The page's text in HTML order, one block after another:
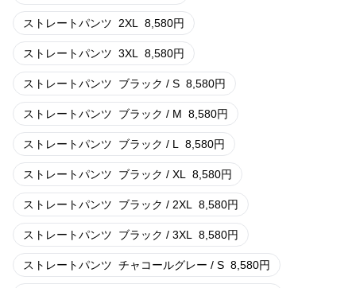
ストレートパンツ 2XL 8,580円
ストレートパンツ 3XL 8,580円
ストレートパンツ ブラック / S 8,580円
ストレートパンツ ブラック / M 8,580円
ストレートパンツ ブラック / L 8,580円
ストレートパンツ ブラック / XL 8,580円
ストレートパンツ ブラック / 2XL 8,580円
ストレートパンツ ブラック / 3XL 8,580円
ストレートパンツ チャコールグレー / S 8,580円